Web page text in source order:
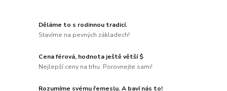
Děláme to s rodinnou tradicí.
Stavíme na pevných základech!
Cena férová, hodnota ještě větší $
Nejlepší ceny na trhu. Porovnejte sami!
Rozumíme svému řemeslu. A baví nás to!